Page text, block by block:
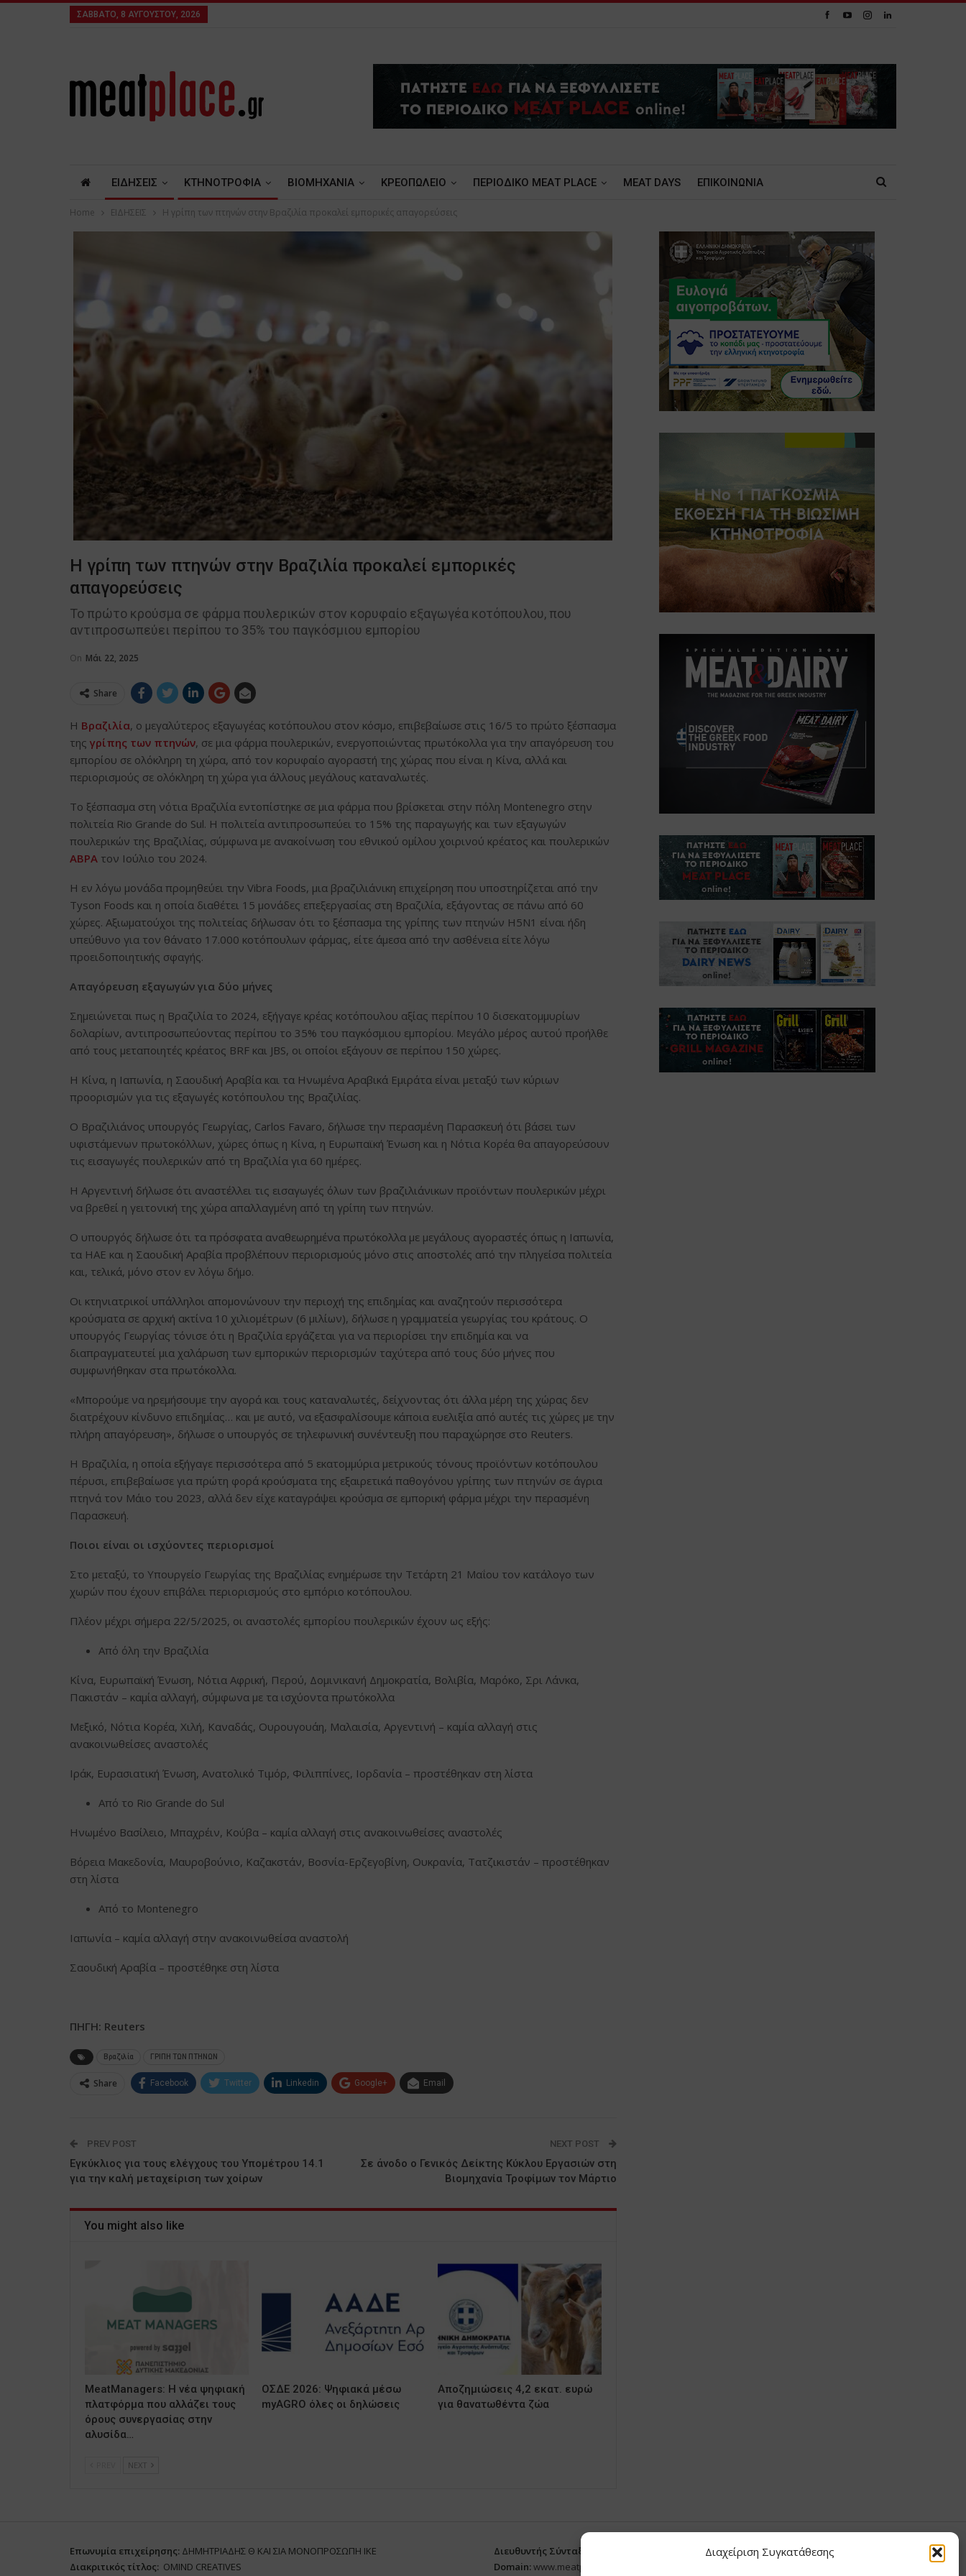
Διαχείριση Συγκατάθεσης
ΣΆΒΒΑΤΟ, 8 ΑΥΓΟΎΣΤΟΥ, 2026
ΕΙΔΗΣΕΙΣ ΚΤΗΝΟΤΡΟΦΙΑ ΒΙΟΜΗΧΑΝΙΑ ΚΡΕΟΠΩΛΕΙΟ ΠΕΡΙΟΔΙΚΟ ΜΕΑΤ PLACE MEAT DAYS ΕΠΙΚΟΙΝΩΝΙΑ
Home ΕΙΔΗΣΕΙΣ Η γρίπη των πτηνών στην Βραζιλία προκαλεί εμπορικές απαγορεύσεις
Η γρίπη των πτηνών στην Βραζιλία προκαλεί εμπορικές
απαγορεύσεις
Το πρώτο κρούσμα σε φάρμα πουλερικών στον κορυφαίο εξαγωγέα κοτόπουλου, που
αντιπροσωπεύει περίπου το 35% του παγκόσμιου εμπορίου
On Μάι 22, 2025
Share
Η Βραζιλία, ο μεγαλύτερος εξαγωγέας κοτόπουλου στον κόσμο, επιβεβαίωσε στις 16/5 το πρώτο ξέσπασμα
της γρίπης των πτηνών, σε μια φάρμα πουλερικών, ενεργοποιώντας πρωτόκολλα για την απαγόρευση του
εμπορίου σε ολόκληρη τη χώρα, από τον κορυφαίο αγοραστή της χώρας που είναι η Κίνα, αλλά και
περιορισμούς σε ολόκληρη τη χώρα για άλλους μεγάλους καταναλωτές.
Το ξέσπασμα στη νότια Βραζιλία εντοπίστηκε σε μια φάρμα που βρίσκεται στην πόλη Montenegro στην
πολιτεία Rio Grande do Sul. Η πολιτεία αντιπροσωπεύει το 15% της παραγωγής και των εξαγωγών
πουλερικών της Βραζιλίας, σύμφωνα με ανακοίνωση του εθνικού ομίλου χοιρινού κρέατος και πουλερικών
ABPA τον Ιούλιο του 2024.
Η εν λόγω μονάδα προμηθεύει την Vibra Foods, μια βραζιλιάνικη επιχείρηση που υποστηρίζεται από την
Tyson Foods και η οποία διαθέτει 15 μονάδες επεξεργασίας στη Βραζιλία, εξάγοντας σε πάνω από 60
χώρες. Αξιωματούχοι της πολιτείας δήλωσαν ότι το ξέσπασμα της γρίπης των πτηνών H5N1 είναι ήδη
υπεύθυνο για τον θάνατο 17.000 κοτόπουλων φάρμας, είτε άμεσα από την ασθένεια είτε λόγω
προειδοποιητικής σφαγής.
Απαγόρευση εξαγωγών για δύο μήνες
Σημειώνεται πως η Βραζιλία το 2024, εξήγαγε κρέας κοτόπουλου αξίας περίπου 10 δισεκατομμυρίων
δολαρίων, αντιπροσωπεύοντας περίπου το 35% του παγκόσμιου εμπορίου. Μεγάλο μέρος αυτού προήλθε
από τους μεταποιητές κρέατος BRF και JBS, οι οποίοι εξάγουν σε περίπου 150 χώρες.
Η Κίνα, η Ιαπωνία, η Σαουδική Αραβία και τα Ηνωμένα Αραβικά Εμιράτα είναι μεταξύ των κύριων
προορισμών για τις εξαγωγές κοτόπουλου της Βραζιλίας.
Ο Βραζιλιάνος υπουργός Γεωργίας, Carlos Favaro, δήλωσε την περασμένη Παρασκευή ότι βάσει των
υφιστάμενων πρωτοκόλλων, χώρες όπως η Κίνα, η Ευρωπαϊκή Ένωση και η Νότια Κορέα θα απαγορεύσουν
τις εισαγωγές πουλερικών από τη Βραζιλία για 60 ημέρες.
Η Αργεντινή δήλωσε ότι αναστέλλει τις εισαγωγές όλων των βραζιλιάνικων προϊόντων πουλερικών μέχρι
να βρεθεί η γειτονική της χώρα απαλλαγμένη από τη γρίπη των πτηνών.
Ο υπουργός δήλωσε ότι τα πρόσφατα αναθεωρημένα πρωτόκολλα με μεγάλους αγοραστές όπως η Ιαπωνία,
τα ΗΑΕ και η Σαουδική Αραβία προβλέπουν περιορισμούς μόνο στις αποστολές από την πληγείσα πολιτεία
και, τελικά, μόνο στον εν λόγω δήμο.
Οι κτηνιατρικοί υπάλληλοι απομονώνουν την περιοχή της επιδημίας και αναζητούν περισσότερα
κρούσματα σε αρχική ακτίνα 10 χιλιομέτρων (6 μιλίων), δήλωσε η γραμματεία γεωργίας του κράτους. Ο
υπουργός Γεωργίας τόνισε ότι η Βραζιλία εργάζεται για να περιορίσει την επιδημία και να
διαπραγματευτεί μια χαλάρωση των εμπορικών περιορισμών ταχύτερα από τους δύο μήνες που
συμφωνήθηκαν στα πρωτόκολλα.
«Μπορούμε να ηρεμήσουμε την αγορά και τους καταναλωτές, δείχνοντας ότι άλλα μέρη της χώρας δεν
διατρέχουν κίνδυνο επιδημίας… και με αυτό, να εξασφαλίσουμε κάποια ευελιξία από αυτές τις χώρες με την
πλήρη απαγόρευση», δήλωσε ο υπουργός σε τηλεφωνική συνέντευξη που παραχώρησε στο Reuters.
Η Βραζιλία, η οποία εξήγαγε περισσότερα από 5 εκατομμύρια μετρικούς τόνους προϊόντων κοτόπουλου
πέρυσι, επιβεβαίωσε για πρώτη φορά κρούσματα της εξαιρετικά παθογόνου γρίπης των πτηνών σε άγρια
πτηνά τον Μάιο του 2023, αλλά δεν είχε καταγράψει κρούσμα σε εμπορική φάρμα μέχρι την περασμένη
Παρασκευή.
Ποιοι είναι οι ισχύοντες περιορισμοί
Στο μεταξύ, το Υπουργείο Γεωργίας της Βραζιλίας ενημέρωσε την Τετάρτη 21 Μαΐου τον κατάλογο των
χωρών που έχουν επιβάλει περιορισμούς στο εμπόριο κοτόπουλου.
Πλέον μέχρι σήμερα 22/5/2025, οι αναστολές εμπορίου πουλερικών έχουν ως εξής:
Από όλη την Βραζιλία
Κίνα, Ευρωπαϊκή Ένωση, Νότια Αφρική, Περού, Δομινικανή Δημοκρατία, Βολιβία, Μαρόκο, Σρι Λάνκα,
Πακιστάν – καμία αλλαγή, σύμφωνα με τα ισχύοντα πρωτόκολλα
Μεξικό, Νότια Κορέα, Χιλή, Καναδάς, Ουρουγουάη, Μαλαισία, Αργεντινή – καμία αλλαγή στις
ανακοινωθείσες αναστολές
Ιράκ, Ευρασιατική Ένωση, Ανατολικό Τιμόρ, Φιλιππίνες, Ιορδανία – προστέθηκαν στη λίστα
Από το Rio Grande do Sul
Ηνωμένο Βασίλειο, Μπαχρέιν, Κούβα – καμία αλλαγή στις ανακοινωθείσες αναστολές
Βόρεια Μακεδονία, Μαυροβούνιο, Καζακστάν, Βοσνία-Ερζεγοβίνη, Ουκρανία, Τατζικιστάν – προστέθηκαν
στη λίστα
Από το Montenegro
Ιαπωνία – καμία αλλαγή στην ανακοινωθείσα αναστολή
Σαουδική Αραβία – προστέθηκε στη λίστα
ΠΗΓΗ: Reuters
Βραζιλία ΓΡΙΠΗ ΤΩΝ ΠΤΗΝΩΝ
Share Facebook Twitter Linkedin Google+ Email
PREV POST
Εγκύκλιος για τους ελέγχους του Υπομέτρου 14.1
για την καλή μεταχείριση των χοίρων
NEXT POST
Σε άνοδο ο Γενικός Δείκτης Κύκλου Εργασιών στη
Βιομηχανία Τροφίμων τον Μάρτιο
You might also like
MeatManagers: Η νέα ψηφιακή
πλατφόρμα που αλλάζει τους
όρους συνεργασίας στην
αλυσίδα…
ΟΣΔΕ 2026: Ψηφιακά μέσω
myAGRO όλες οι δηλώσεις
Αποζημιώσεις 4,2 εκατ. ευρώ
για θανατωθέντα ζώα
NEXT
Επωνυμία επιχείρησης: ΔΗΜΗΤΡΙΑΔΗΣ Θ ΚΑΙ ΣΙΑ ΜΟΝΟΠΡΟΣΩΠΗ ΙΚΕ
Διακριτικός τίτλος: ΟΜΙΝD CREATIVES
Διευθυντής Σύνταξης:
Domain:www.meatplace.gr